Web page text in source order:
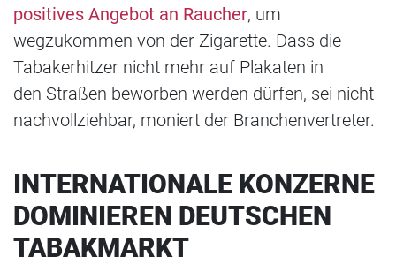
positives Angebot an Raucher, um
wegzukommen von der Zigarette. Dass die
Tabakerhitzer nicht mehr auf Plakaten in
den Straßen beworben werden dürfen, sei nicht
nachvollziehbar, moniert der Branchenvertreter.
INTERNATIONALE KONZERNE
DOMINIEREN DEUTSCHEN
TABAKMARKT